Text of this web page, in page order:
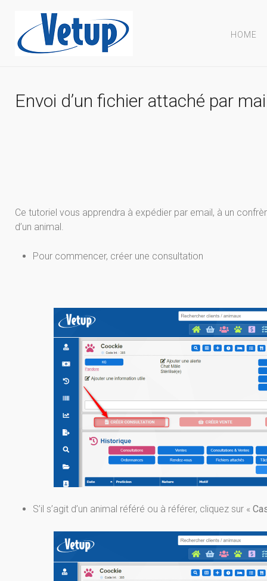
HOME
Envoi d’un fichier attaché par
Ce tutoriel vous apprendra à expédier par email, à un
d’un animal.
Pour commencer, créer une consultation
S’il s’agit d’un animal référé ou à référer, cliquez sur «